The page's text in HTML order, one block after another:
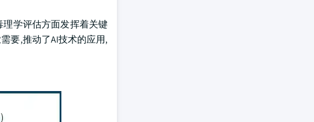
学评估方面发挥着关键
要,推动了AI技术的应用,